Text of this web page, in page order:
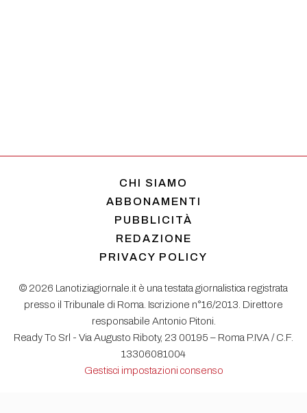
CHI SIAMO
ABBONAMENTI
PUBBLICITÀ
REDAZIONE
PRIVACY POLICY
© 2026 Lanotiziagiornale.it è una testata giornalistica registrata
presso il Tribunale di Roma. Iscrizione n°16/2013. Direttore
responsabile Antonio Pitoni.
Ready To Srl - Via Augusto Riboty, 23 00195 – Roma P.IVA / C.F.
13306081004
Gestisci impostazioni consenso